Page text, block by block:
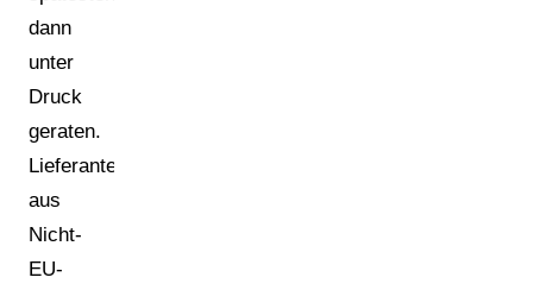
dann
unter
Druck
geraten.
Lieferanten
aus
Nicht-
EU-